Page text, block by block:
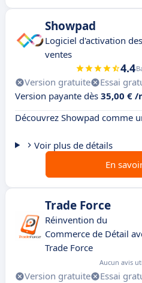
Showpad
Logiciel d'activation des
ventes
4.4
Version gratuite Essai
Version payante dès 35,00 € /
Découvrez Showpad comme
Voir plus de détails
En
Trade Force
Réinvention du
Commerce de Détail
Trade Force
Aucun avis
Version gratuite Essai